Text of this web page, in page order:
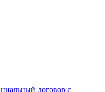
договор с